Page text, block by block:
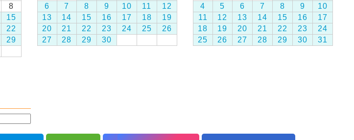
8
15
22
29
6
7 8 9 10 11
12
13
14 15 16 17 18
19
20
21 22 23 24 25
26
27
28 29 30
4
5 6 7 8 9
10
11
12 13 14 15 16
17
18
19 20 21 22 23
24
25
26 27 28 29 30 31